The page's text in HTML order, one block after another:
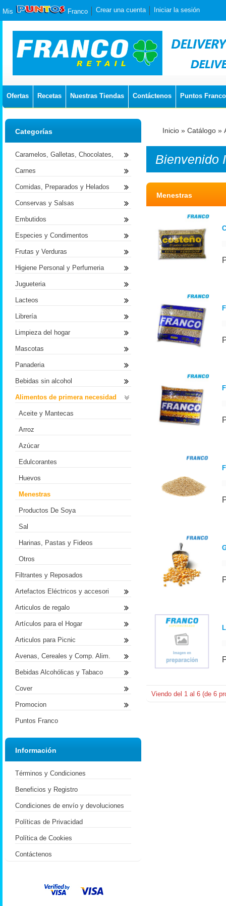
Mis Franco Crear una cuenta Iniciar la sesión
Ofertas Recetas Nuestras Tiendas Contáctenos Puntos Franco
Inicio » Catálogo »
Bienvenido
Menestras
Viendo del 1 al 6 (de 6
Categorías
Caramelos, Galletas, Chocolates,
Carnes
Comidas, Preparados y Helados
Conservas y Salsas
Embutidos
Especies y Condimentos
Frutas y Verduras
Higiene Personal y Perfumeria
Jugueteria
Lacteos
Librería
Limpieza del hogar
Mascotas
Panaderia
Bebidas sin alcohol
Alimentos de primera necesidad
Aceite y Mantecas
Arroz
Azúcar
Edulcorantes
Huevos
Menestras
Productos De Soya
Sal
Harinas, Pastas y Fideos
Otros
Filtrantes y Reposados
Artefactos Eléctricos y accesori
Articulos de regalo
Artículos para el Hogar
Articulos para Picnic
Avenas, Cereales y Comp. Alim.
Bebidas Alcohólicas y Tabaco
Cover
Promocion
Puntos Franco
Información
Términos y Condiciones
Beneficios y Registro
Condiciones de envío y devoluciones
Políticas de Privacidad
Política de Cookies
Contáctenos